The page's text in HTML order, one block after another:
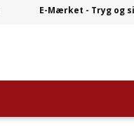
E-Mærket - Tryg og